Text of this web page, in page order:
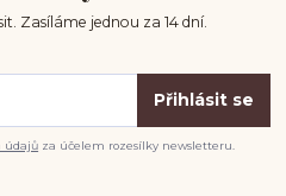
Zasíláme jednou za 14 dní.
Přihlásit se
údajů za účelem rozesílky newsletteru.